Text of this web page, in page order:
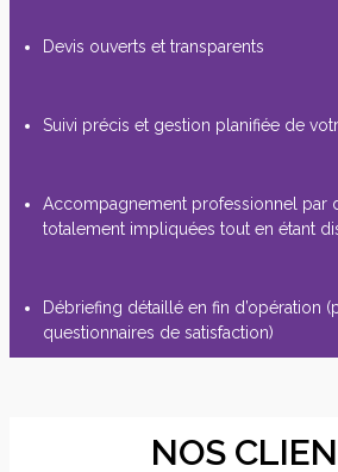
Devis ouverts et transparents
Suivi précis et gestion planifiée de
Accompagnement professionnel par
totalement impliquées tout en étant
Débriefing détaillé en fin d’opération
questionnaires de satisfaction)
NOS